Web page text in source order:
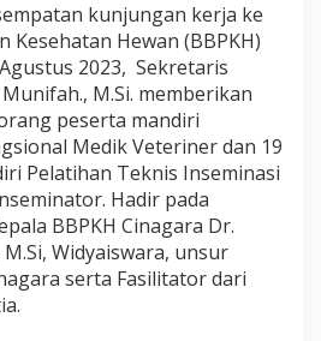
kunjungan kerja ke
Kesehatan Hewan (BBPKH)
2023, Sekretaris
M.Si. memberikan
peserta mandiri
Medik Veteriner dan 19
Pelatihan Teknis Inseminasi
Hadir pada
BBPKH Cinagara Dr.
Widyaiswara, unsur
serta Fasilitator dari